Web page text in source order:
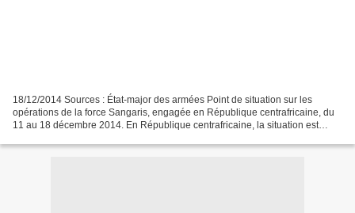
18/12/2014 Sources : État-major des armées Point de situation sur les
opérations de la force Sangaris, engagée en République centrafricaine, du
11 au 18 décembre 2014. En République centrafricaine, la situation est